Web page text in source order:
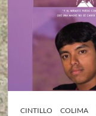
CINTILLO COLIMA